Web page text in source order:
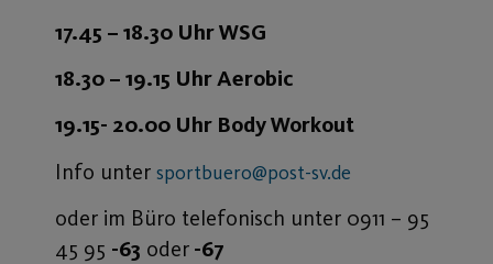
17.45 – 18.30 Uhr WSG
18.30 – 19.15 Uhr Aerobic
19.15- 20.00 Uhr Body Workout
Info unter sportbuero@post-sv.de
oder im Büro telefonisch unter 0911 – 95
45 95 -63 oder -67